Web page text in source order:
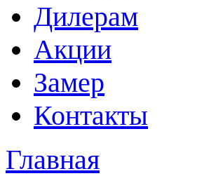
Дилерам
Акции
Замер
Контакты
Главная